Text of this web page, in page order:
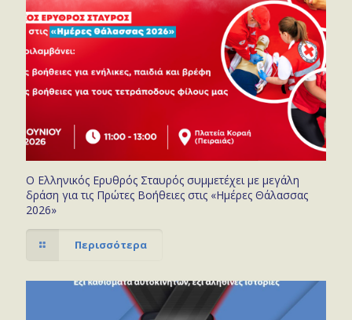
Ο Ελληνικός Ερυθρός Σταυρός συμμετέχει με μεγάλη
δράση για τις Πρώτες Βοήθειες στις «Ημέρες Θάλασσας
2026»
Περισσότερα